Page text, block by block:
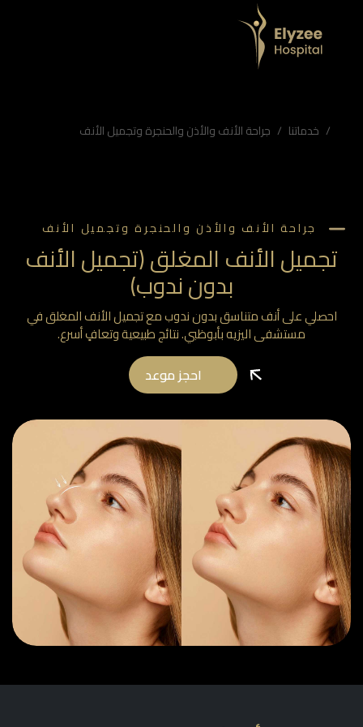
خدماتنا جراحة الأنف والأذن والحنجرة وتجميل الأنف
جراحة الأنف والأذن والحنجرة وتجميل الأنف
تجميل الأنف المغلق (تجميل الأنف
بدون ندوب)
احصلي على أنف متناسق بدون ندوب مع تجميل الأنف المغلق في
مستشفى اليزيه بأبوظبي. نتائج طبيعية وتعافٍ أسرع.
احجز موعد